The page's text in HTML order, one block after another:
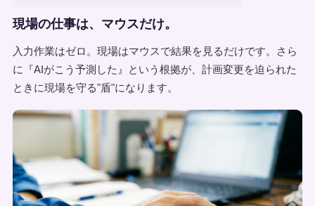
現場の仕事は、マウスだけ。
入力作業はゼロ。現場はマウスで結果を見るだけです。さら
に『AIがこう予測した』という根拠が、計画変更を迫られた
ときに現場を守る"盾"になります。